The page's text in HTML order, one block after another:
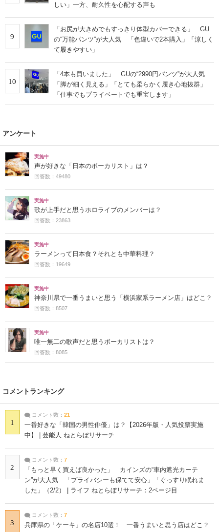
しい」一方、耐久性を心配する声も
9
「お尻が大きめでもすっきり体型カバーできる」 GU
の“万能パンツ”が大人気 「色違いで2本購入」「涼しく
て履きやすい」
10
「4本も買いました」 GUの“2990円パンツ”が大人気
「脚が細く見える」「とても柔らかく履き心地抜群」
「仕事でもプライベートでも重宝します」
アンケート
実施中
声が好きな「日本のボーカリスト」は？
回答数：49480
実施中
歌が上手だと思うホロライブのメンバーは？
回答数：23863
実施中
ラーメンって日本食？それとも中華料理？
回答数：19649
実施中
神奈川県で一番うまいと思う「横浜家系ラーメン店」はどこ？
回答数：8507
実施中
唯一無二の歌声だと思うボーカリストは？
回答数：8085
コメントランキング
1
コメント数： 21
一番好きな「韓国の男性俳優」は？【2026年版・人気投票実施
中】 | 芸能人 ねとらぼリサーチ
2
コメント数： 7
「もっと早く買えば良かった」 カインズの“車内遮光カーテ
ン”が大人気 「プライバシーも保てて安心」「ぐっすり眠れま
した」（2/2） | ライフ ねとらぼリサーチ：2ページ目
3
コメント数： 7
兵庫県の「ケーキ」の名店10選！ 一番うまいと思う店はどこ？